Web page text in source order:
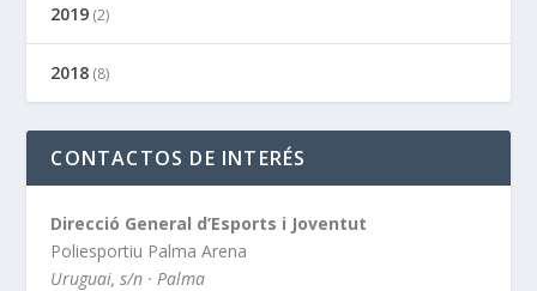
2019 (2)
2018 (8)
CONTACTOS DE INTERÉS
Direcció General d’Esports i Joventut
Poliesportiu Palma Arena
Uruguai, s/n · Palma